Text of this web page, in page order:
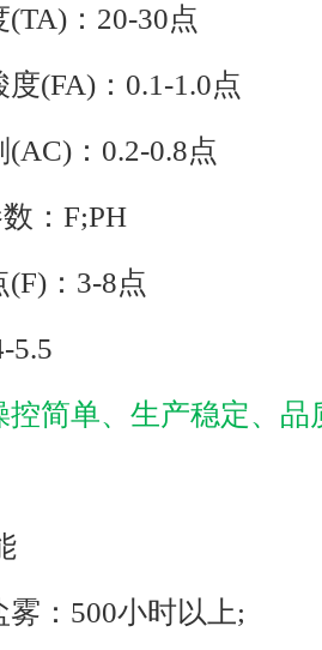
：20-30点
：0.1-1.0点
：0.2-0.8点
：F;PH
：3-8点
简单、生产稳定、品
500小时以上;